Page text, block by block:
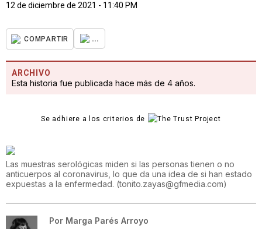
12 de diciembre de 2021 - 11:40 PM
COMPARTIR ...
ARCHIVO
Esta historia fue publicada hace más de 4 años.
Se adhiere a los criterios de
Las muestras serológicas miden si las personas tienen o no
anticuerpos al coronavirus, lo que da una idea de si han estado
expuestas a la enfermedad. (tonito.zayas@gfmedia.com)
Por Marga Parés Arroyo